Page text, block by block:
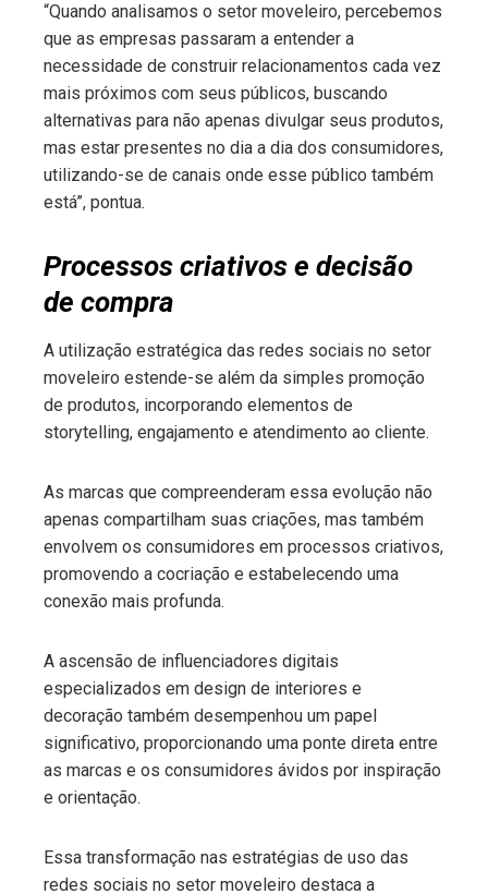
“Quando analisamos o setor moveleiro, percebemos
que as empresas passaram a entender a
necessidade de construir relacionamentos cada vez
mais próximos com seus públicos, buscando
alternativas para não apenas divulgar seus produtos,
mas estar presentes no dia a dia dos consumidores,
utilizando-se de canais onde esse público também
está”, pontua.
Processos criativos e decisão
de compra
A utilização estratégica das redes sociais no setor
moveleiro estende-se além da simples promoção
de produtos, incorporando elementos de
storytelling, engajamento e atendimento ao cliente.
As marcas que compreenderam essa evolução não
apenas compartilham suas criações, mas também
envolvem os consumidores em processos criativos,
promovendo a cocriação e estabelecendo uma
conexão mais profunda.
A ascensão de influenciadores digitais
especializados em design de interiores e
decoração também desempenhou um papel
significativo, proporcionando uma ponte direta entre
as marcas e os consumidores ávidos por inspiração
e orientação.
Essa transformação nas estratégias de uso das
redes sociais no setor moveleiro destaca a